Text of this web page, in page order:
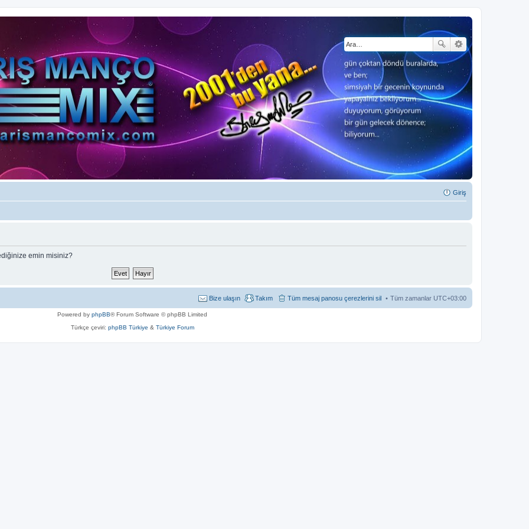
Giriş
emin misiniz?
Tüm zamanlar UTC+03:00
Tüm mesaj panosu çerezlerini sil
Takım
Bize ulaşın
Powered by phpBB® Forum Software © phpBB Limited
Türkçe çeviri: phpBB Türkiye & Türkiye Forum